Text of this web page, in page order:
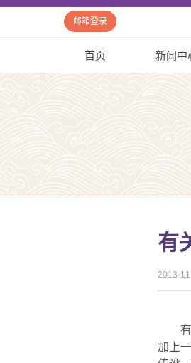
邮箱登录
首页 新闻中
有
2013-
加上